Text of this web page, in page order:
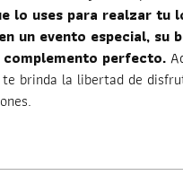
lo uses para realzar tu
un evento especial, su
perfecto.
brinda la libertad de